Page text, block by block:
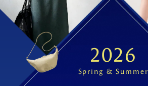
2026
Spring & Summer